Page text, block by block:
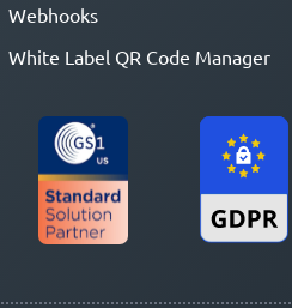
Webhooks
White Label QR Code Manager